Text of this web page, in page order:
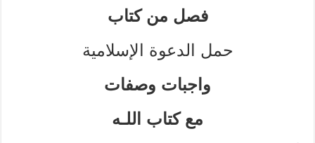
فصل من كتاب
حمل الدعوة الإسلامية
واجبات وصفات
مع كتاب اللـه